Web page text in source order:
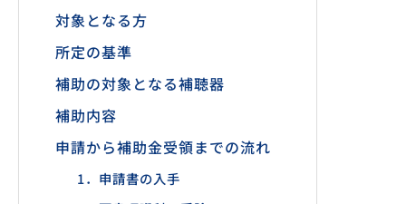
対象となる方
所定の基準
補助の対象となる補聴器
補助内容
申請から補助金受領までの流れ
1．申請書の入手